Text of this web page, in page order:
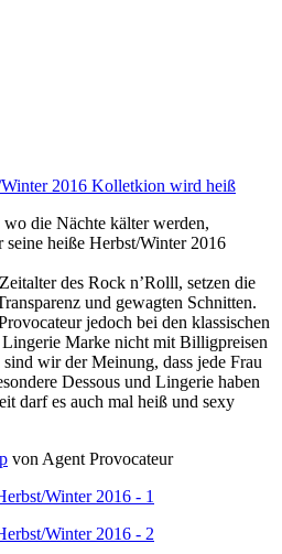
die Nächte kälter werden,
seine heiße Herbst/Winter 2016
des Rock n’Rolll, setzen die
und gewagten Schnitten.
jedoch bei den klassischen
Marke nicht mit Billigpreisen
wir der Meinung, dass jede Frau
Dessous und Lingerie haben
darf es auch mal heiß und sexy
von Agent Provocateur